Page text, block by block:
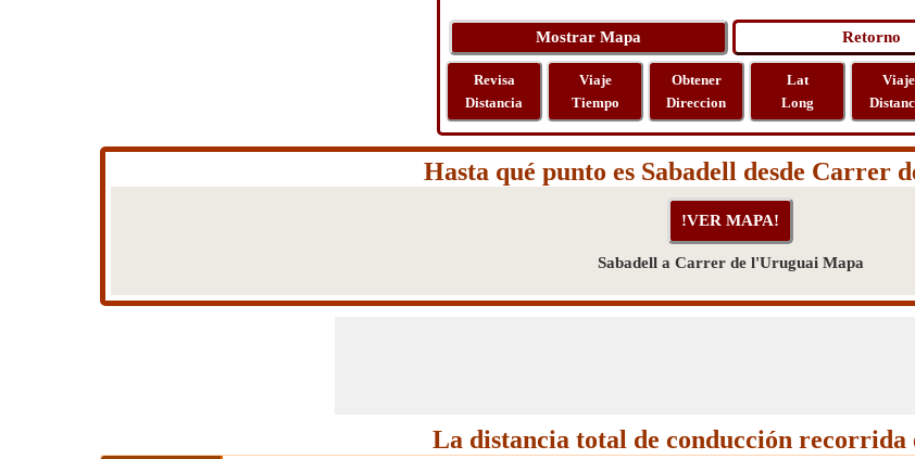
Revisa
Distancia
Viaje
Tiempo
Obtener
Direccion
Lat
Long
Viaje
Hasta qué punto es Sabadell desde Carrer
Sabadell a Carrer de l'Uruguai Mapa
La distancia total de conducción recorrida